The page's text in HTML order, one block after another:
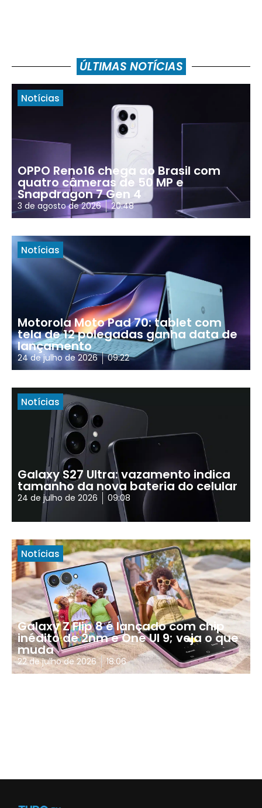
ÚLTIMAS NOTÍCIAS
Notícias
OPPO Reno16 chega ao Brasil com
quatro câmeras de 50 MP e
Snapdragon 7 Gen 4
3 de agosto de 2026 20:48
Notícias
Motorola Moto Pad 70: tablet com
tela de 12 polegadas ganha data de
lançamento
24 de julho de 2026 09:22
Notícias
Galaxy S27 Ultra: vazamento indica
tamanho da nova bateria do celular
24 de julho de 2026 09:08
Notícias
Galaxy Z Flip 8 é lançado com chip
inédito de 2nm e One UI 9; veja o que
muda
22 de julho de 2026 18:06